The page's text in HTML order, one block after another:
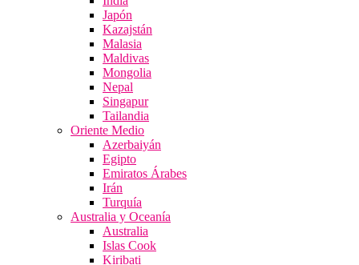
Japón
Kazajstán
Malasia
Maldivas
Mongolia
Nepal
Singapur
Tailandia
Oriente Medio
Azerbaiyán
Egipto
Emiratos Árabes
Irán
Turquía
Australia y Oceanía
Australia
Islas Cook
Kiribati